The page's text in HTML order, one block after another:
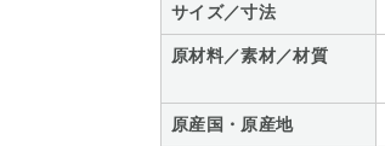
サイズ／寸法
原材料／素材／材質
原産国・原産地